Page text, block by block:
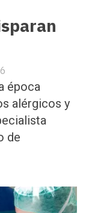
época
alérgicos y
de